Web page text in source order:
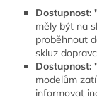
měly být na
proběhnout
skluz
Dostupnost:
modelům
informovat